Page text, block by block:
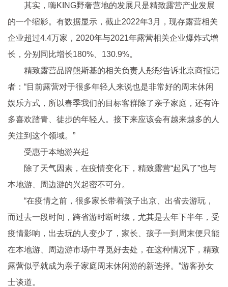
其实，嗨KING野奢营地的发展只是精致露营产业发展
的一个缩影。有数据显示，截止2022年3月，现存露营相关
企业超过4.4万家，2020年与2021年露营相关企业爆炸式增
长，分别同比增长180%、130.9%。
精致露营品牌熊斯基的相关负责人彤彤告诉北京商报记
者：“目前露营对于很多年轻人来说也是非常好的周末休闲
娱乐方式，所以春季我们的目标客群除了亲子家庭，还有许
多喜欢踏青、徒步的年轻人。接下来应该会有越来越多的人
关注到这个领域。”
受惠于本地游兴起
除了天气因素，在疫情变化下，精致露营“起风了”也与
本地游、周边游的兴起密不可分。
“在疫情之前，很多家长带着孩子出京、出省去游玩，
而过去一段时间，跨省游时断时续，尤其是去年下半年，受
疫情影响，出去玩的人变少了，家长、孩子一到周末便只能
在本地游、周边游市场中寻觅好去处，在这种情况下，精致
露营似乎就成为亲子家庭周末休闲游的新选择。”游客孙女
士谈道。